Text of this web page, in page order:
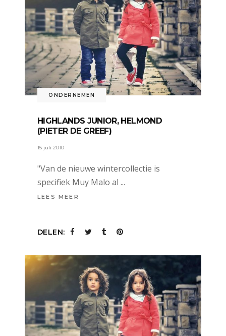
ONDERNEMEN
HIGHLANDS JUNIOR, HELMOND
(PIETER DE GREEF)
15 juli 2010
"Van de nieuwe wintercollectie is
specifiek Muy Malo al
LEES MEER
DELEN: